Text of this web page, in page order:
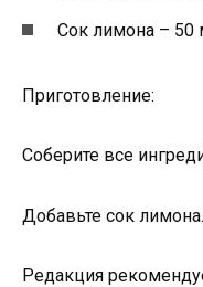
Сок лимона – 50
Приготовление:
Соберите все
Добавьте сок
Редакция